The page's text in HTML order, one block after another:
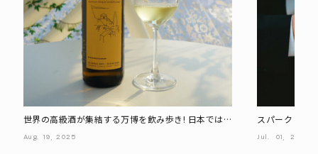
世界の高級酒が集結する万博を飲み歩き! 日本ではお
目にかかれない一杯も
Aug. 19, 2025
スパークリン
強おすすめ2銘
Jul. 01, 2025